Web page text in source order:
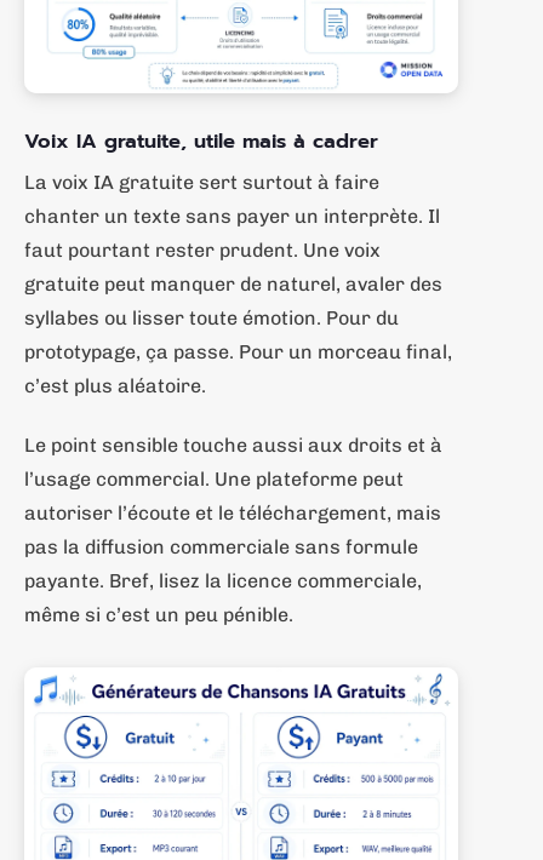
Voix IA gratuite, utile mais à cadrer
La voix IA gratuite sert surtout à faire
chanter un texte sans payer un interprète. Il
faut pourtant rester prudent. Une voix
gratuite peut manquer de naturel, avaler des
syllabes ou lisser toute émotion. Pour du
prototypage, ça passe. Pour un morceau final,
c’est plus aléatoire.
Le point sensible touche aussi aux droits et à
l’usage commercial. Une plateforme peut
autoriser l’écoute et le téléchargement, mais
pas la diffusion commerciale sans formule
payante. Bref, lisez la licence commerciale,
même si c’est un peu pénible.